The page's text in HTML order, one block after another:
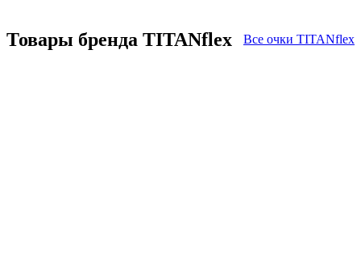
Товары бренда TITANflex Все очки TITANflex